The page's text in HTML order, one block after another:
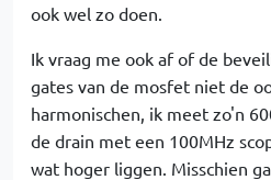
ook wel zo doen.
Ik vraag me ook af of de
gates van de mosfet niet de
harmonischen, ik meet zo'n
de drain met een 100MHz
wat hoger liggen. Misschien